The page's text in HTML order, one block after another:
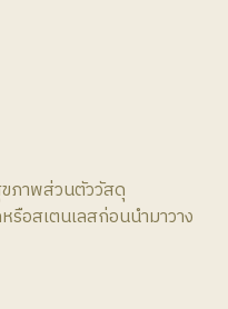
ภาพส่วนตัววัสดุ
รือสเตนเลสก่อนนำมาวาง